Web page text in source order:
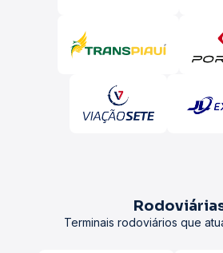
Terminais rodoviários que